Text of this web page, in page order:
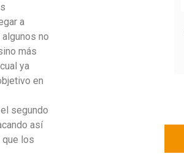
a
no
más
ya
en
segundo
así
que los